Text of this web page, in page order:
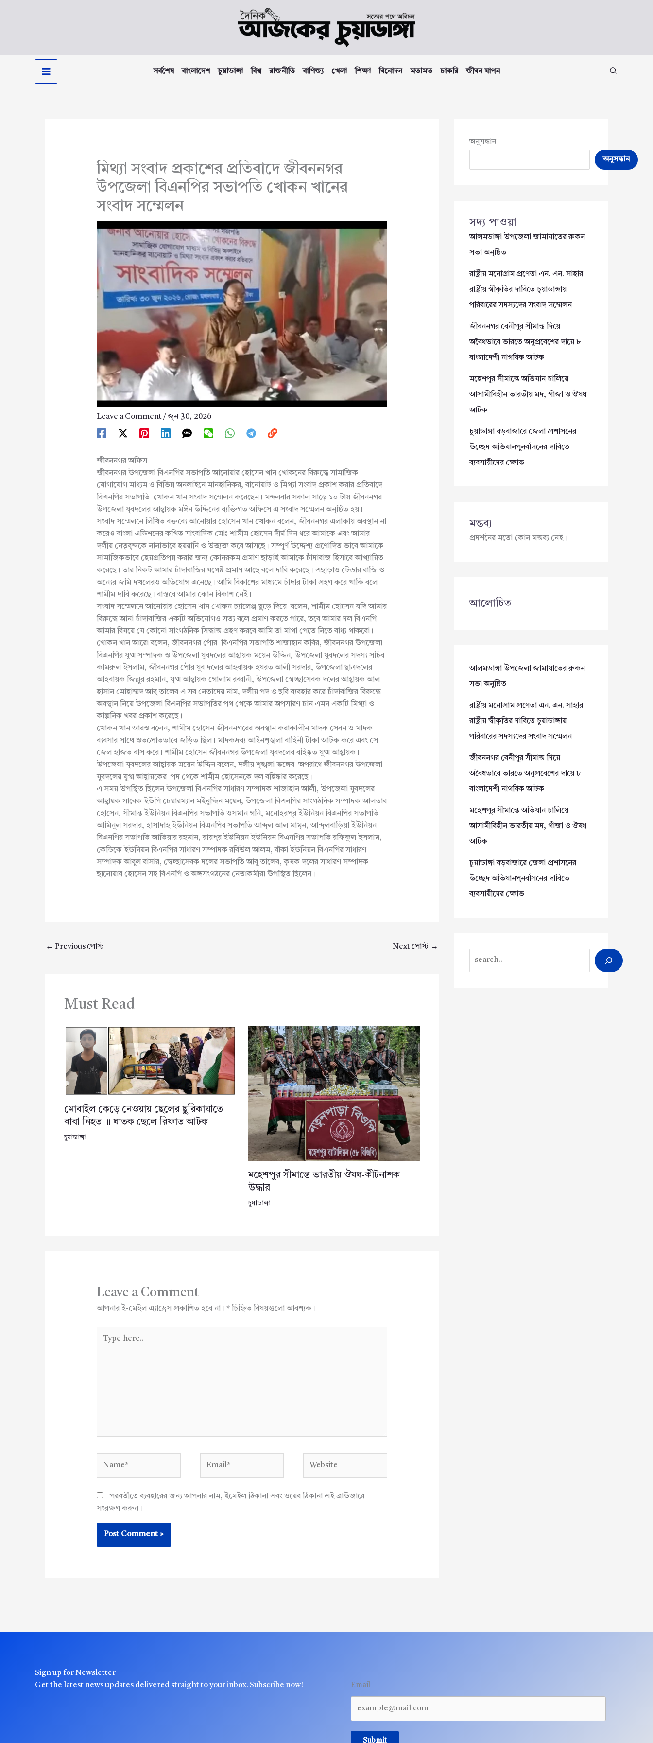
সর্বশেষ বাংলাদেশ চুয়াডাঙ্গা বিশ্ব রাজনীতি বাণিজ্য খেলা শিক্ষা বিনোদন মতামত চাকরি জীবন যাপন
মিথ্যা সংবাদ প্রকাশের প্রতিবাদে জীবননগর
উপজেলা বিএনপির সভাপতি খোকন খানের
সংবাদ সম্মেলন
Leave a Comment /জুন 30, 2026
জীবননগর অফিস
জীবননগর উপজেলা বিএনপির সভাপতি আনোয়ার হোসেন খান খোকনের বিরুদ্ধে সামাজিক
যোগাযোগ মাধ্যম ও বিভিন্ন অনলাইনে মানহানিকর, বানোয়াট ও মিথ্যা সংবাদ প্রকাশ করার প্রতিবাদে
বিএনপির সভাপতি খোকন খান সংবাদ সম্মেলন করেছেন। মঙ্গলবার সকাল সাড়ে ১০ টায় জীবননগর
উপজেলা যুবদলের আহ্বায়ক মঈন উদ্দিনের ব্যক্তিগত অফিসে এ সংবাদ সম্মেলন অনুষ্ঠিত হয়।
সংবাদ সম্মেলনে লিখিত বক্তব্যে আনোয়ার হোসেন খান খোকন বলেন, জীবননগর এলাকায় অবস্থান না
করেও বাংলা এডিশনের কথিত সাংবাদিক মোঃ শামীম হোসেন দীর্ঘ দিন ধরে আমাকে এবং আমার
দলীয় নেতৃবৃন্দকে নানাভাবে হয়রানি ও উত্ত্যক্ত করে আসছে। সম্পূর্ণ উদ্দেশ্য প্রণোদিত ভাবে আমাকে
সামাজিকভাবে হেয়প্রতিপন্ন করার জন্য কোনরকম প্রমাণ ছাড়াই আমাকে চাঁদাবাজ হিসাবে আখ্যায়িত
করেছে। তার নিকট আমার চাঁদাবাজির যথেষ্ট প্রমাণ আছে বলে দাবি করেছে। এছাড়াও টেন্ডার বাজি ও
অন্যের জমি দখলেরও অভিযোগ এনেছে। আমি বিকাশের মাধ্যমে চাঁদার টাকা গ্রহণ করে থাকি বলে
শামীম দাবি করেছে। বাস্তবে আমার কোন বিকাশ নেই।
সংবাদ সম্মেলনে আনোয়ার হোসেন খান খোকন চ্যালেঞ্জ ছুড়ে দিয়ে বলেন, শামীম হোসেন যদি আমার
বিরুদ্ধে আনা চাঁদাবাজির একটি অভিযোগও সত্য বলে প্রমাণ করতে পারে, তবে আমার দল বিএনপি
আমার বিষয়ে যে কোনো সাংগঠনিক সিদ্ধান্ত গ্রহণ করবে আমি তা মাথা পেতে নিতে বাধ্য থাকবো।
খোকন খান আরো বলেন, জীবননগর পৌর বিএনপির সভাপতি শাজাহান কবির, জীবননগর উপজেলা
বিএনপির যুগ্ম সম্পাদক ও উপজেলা যুবদলের আহ্বায়ক ময়েন উদ্দিন, উপজেলা যুবদলের সদস্য সচিব
কামরুল ইসলাম, জীবননগর পৌর যুব দলের আহবায়ক হযরত আলী সরদার, উপজেলা ছাত্রদলের
আহবায়ক জিল্লুর রহমান, যুগ্ম আহ্বায়ক গোলাম রব্বানী, উপজেলা স্বেচ্ছাসেবক দলের আহ্বায়ক আল
হাসান মোহাম্মদ আবু তালেব এ সব নেতাদের নাম, দলীয় পদ ও ছবি ব্যবহার করে চাঁদাবাজির বিরুদ্ধে
অবস্থান নিয়ে উপজেলা বিএনপির সভাপতির পথ থেকে আমার অপসারণ চান এমন একটি মিথ্যা ও
কাল্পনিক খবর প্রকাশ করেছে।
খোকন খান আরও বলেন, শামীম হোসেন জীবননগরের অবস্থান করাকালীন মাদক সেবন ও মাদক
ব্যবসার সাথে ওতপ্রোতভাবে জড়িত ছিল। মাদকদ্রব্য আইনশৃঙ্খলা বাহিনী টাকা আটক করে এবং সে
জেল হাজত বাস করে। শামীম হোসেন জীবননগর উপজেলা যুবদলের বহিষ্কৃত যুগ্ম আহ্বায়ক।
উপজেলা যুবদলের আহ্বায়ক ময়েন উদ্দিন বলেন, দলীয় শৃঙ্খলা ভঙ্গের অপরাধে জীবননগর উপজেলা
যুবদলের যুগ্ম আহ্বায়কের পদ থেকে শামীম হোসেনকে দল বহিষ্কার করেছে।
এ সময় উপস্থিত ছিলেন উপজেলা বিএনপির সাধারণ সম্পাদক শাজাহান আলী, উপজেলা যুবদলের
আহ্বায়ক সাবেক ইউপি চেয়ারম্যান মইনুদ্দিন ময়েন, উপজেলা বিএনপির সাংগঠনিক সম্পাদক আলতাব
হোসেন, সীমান্ত ইউনিয়ন বিএনপির সভাপতি ওসমান গনি, মনোহরপুর ইউনিয়ন বিএনপির সভাপতি
আমিনুল সরদার, হাসাদাহ ইউনিয়ন বিএনপির সভাপতি আব্দুল আল মামুন, আন্দুলবাড়িয়া ইউনিয়ন
বিএনপির সভাপতি আতিয়ার রহমান, রায়পুর ইউনিয়ন ইউনিয়ন বিএনপির সভাপতি রফিকুল ইসলাম,
কেডিকে ইউনিয়ন বিএনপির সাধারণ সম্পাদক রবিউল আলম, বাঁকা ইউনিয়ন বিএনপির সাধারণ
সম্পাদক আবুল বাসার, স্বেচ্ছাসেবক দলের সভাপতি আবু তালেব, কৃষক দলের সাধারণ সম্পাদক
ছানোয়ার হোসেন সহ বিএনপি ও অঙ্গসংগঠনের নেতাকর্মীরা উপস্থিত ছিলেন।
← Previous পোস্ট Next পোস্ট →
Must Read
মোবাইল কেড়ে নেওয়ায় ছেলের ছুরিকাঘাতে
বাবা নিহত ॥ ঘাতক ছেলে রিফাত আটক
চুয়াডাঙ্গা
মহেশপুর সীমান্তে ভারতীয় ঔষধ-কীটনাশক
উদ্ধার
চুয়াডাঙ্গা
Leave a Comment
আপনার ই-মেইল এ্যাড্রেস প্রকাশিত হবে না। *চিহ্নিত বিষয়গুলো আবশ্যক।
here..
পরবর্তীতে ব্যবহারের জন্য আপনার নাম, ইমেইল ঠিকানা এবং ওয়েব ঠিকানা এই ব্রাউজারে
সংরক্ষণ করুন।
অনুসন্ধান
অনুসন্ধান
সদ্য পাওয়া
আলমডাঙ্গা উপজেলা জামায়াতের রুকন
সভা অনুষ্ঠিত
রাষ্ট্রীয় মনোগ্রাম প্রণেতা এন. এন. সাহার
রাষ্ট্রীয় স্বীকৃতির দাবিতে চুয়াডাঙ্গায়
পরিবারের সদস্যদের সংবাদ সম্মেলন
জীবননগর বেনীপুর সীমান্ত দিয়ে
অবৈধভাবে ভারতে অনুপ্রবেশের দায়ে ৮
বাংলাদেশী নাগরিক আটক
মহেশপুর সীমান্তে অভিযান চালিয়ে
আসামীবিহীন ভারতীয় মদ, গাঁজা ও ঔষধ
আটক
চুয়াডাঙ্গা বড়বাজারে জেলা প্রশাসনের
উচ্ছেদ অভিযানপুনর্বাসনের দাবিতে
ব্যবসায়ীদের ক্ষোভ
মন্তব্য
প্রদর্শনের মতো কোন মন্তব্য নেই।
আলোচিত
আলমডাঙ্গা উপজেলা জামায়াতের রুকন
সভা অনুষ্ঠিত
রাষ্ট্রীয় মনোগ্রাম প্রণেতা এন. এন. সাহার
রাষ্ট্রীয় স্বীকৃতির দাবিতে চুয়াডাঙ্গায়
পরিবারের সদস্যদের সংবাদ সম্মেলন
জীবননগর বেনীপুর সীমান্ত দিয়ে
অবৈধভাবে ভারতে অনুপ্রবেশের দায়ে ৮
বাংলাদেশী নাগরিক আটক
মহেশপুর সীমান্তে অভিযান চালিয়ে
আসামীবিহীন ভারতীয় মদ, গাঁজা ও ঔষধ
আটক
চুয়াডাঙ্গা বড়বাজারে জেলা প্রশাসনের
উচ্ছেদ অভিযানপুনর্বাসনের দাবিতে
ব্যবসায়ীদের ক্ষোভ
Sign up for Newsletter
Get the latest news updates delivered straight to your inbox. Subscribe now!
Email
Submit